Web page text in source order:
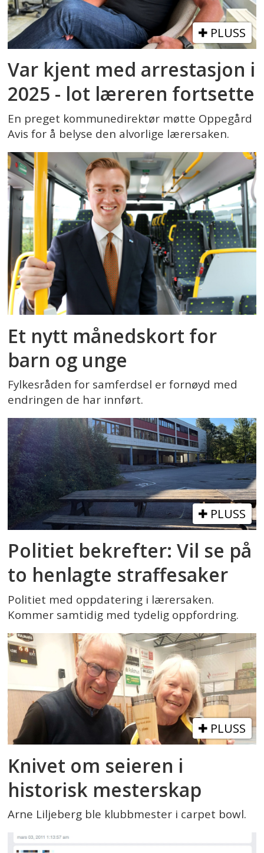
PLUSS
Var kjent med arrestasjon i
2025 - lot læreren fortsette
En preget kommunedirektør møtte Oppegård
Avis for å belyse den alvorlige lærersaken.
Et nytt månedskort for
barn og unge
Fylkesråden for samferdsel er fornøyd med
endringen de har innført.
PLUSS
Politiet bekrefter: Vil se på
to henlagte straffesaker
Politiet med oppdatering i lærersaken.
Kommer samtidig med tydelig oppfordring.
PLUSS
Knivet om seieren i
historisk mesterskap
Arne Liljeberg ble klubbmester i carpet bowl.